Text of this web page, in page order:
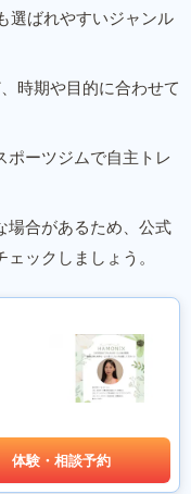
選ばれやすいジャンル
時期や目的に合わせて
ポーツジムで自主トレ
場合があるため、公式
ックしましょう。
体験・相談予約